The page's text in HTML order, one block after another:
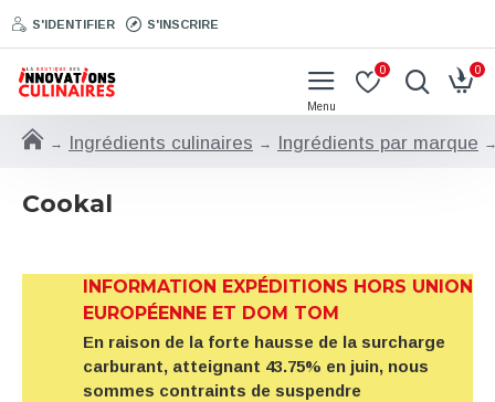
S'IDENTIFIER S'INSCRIRE
0 0
Ingrédients culinaires Ingrédients par marque
Cookal
INFORMATION EXPÉDITIONS HORS UNION
EUROPÉENNE ET DOM TOM
En raison de la forte hausse de la surcharge
carburant, atteignant 43.75% en juin, nous
sommes contraints de suspendre